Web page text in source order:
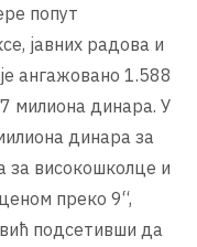
попут
јавних радова и
ангажовано 1.588
милиона динара. У
динара за
за високошколце и
преко 9“,
подсетивши да